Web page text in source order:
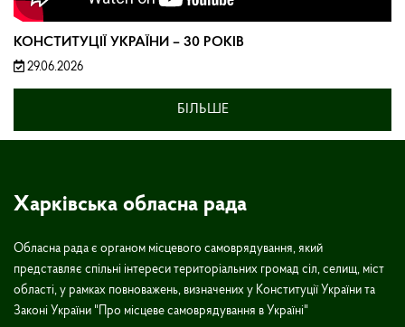
КОНСТИТУЦІЇ УКРАЇНИ – 30 РОКІВ
29.06.2026
БІЛЬШЕ
Харківська обласна рада
Обласна рада є органом місцевого самоврядування, який
представляє спільні інтереси територіальних громад сіл, селищ, міст
області, у рамках повноважень, визначених у Конституції України та
Законі України "Про місцеве самоврядування в Україні"